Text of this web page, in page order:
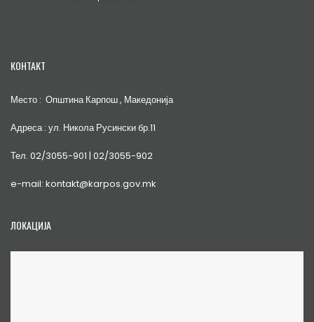
КОНТАКТ
Место : Општина Карпош , Македонија
Адреса : ул. Никола Русински бр.11
Тел. 02/3055-901 | 02/3055-902
e-mail: kontakt@karpos.gov.mk
ЛОКАЦИЈА